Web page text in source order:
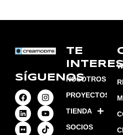
SÍGUENOS
TE
NOSOTROS
PROYECTOS
TIENDA
SOCIOS